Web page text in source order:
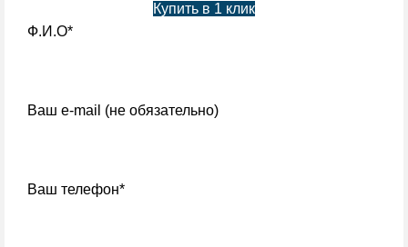
Купить в 1 клик
Ф.И.О*
Ваш e-mail (не обязательно)
Ваш телефон*